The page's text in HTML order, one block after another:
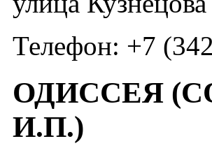
Телефон: +7
ОДИССЕЯ
И.П.)